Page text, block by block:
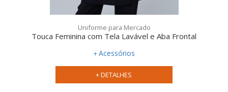
Qualidade:
Uniforme para Mercado
Touca Feminina com Tela Lavável e Aba Frontal
Acessórios
+ DETALHES